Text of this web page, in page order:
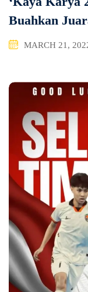
Buahkan
MARCH 21,